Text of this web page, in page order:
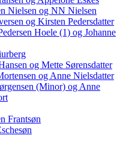
Nielsen og NN Nielsen
og Kirsten Pedersdatter
Hoele (1) og Johanne
og Mette Sørensdatter
og Anne Nielsdatter
(Minor) og Anne
Frantsøn